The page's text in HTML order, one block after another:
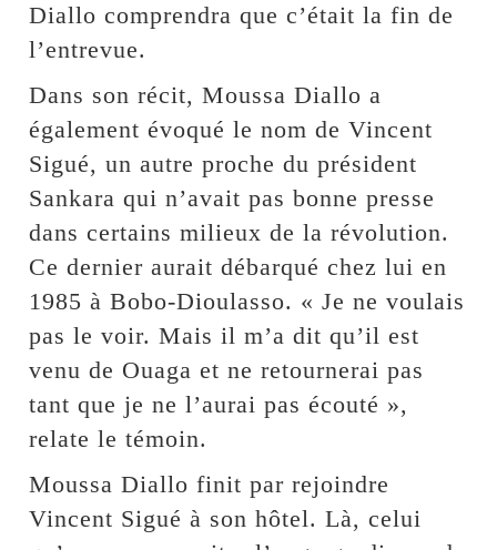
Diallo comprendra que c’était la fin de
l’entrevue.
Dans son récit, Moussa Diallo a
également évoqué le nom de Vincent
Sigué, un autre proche du président
Sankara qui n’avait pas bonne presse
dans certains milieux de la révolution.
Ce dernier aurait débarqué chez lui en
1985 à Bobo-Dioulasso. « Je ne voulais
pas le voir. Mais il m’a dit qu’il est
venu de Ouaga et ne retournerai pas
tant que je ne l’aurai pas écouté »,
relate le témoin.
Moussa Diallo finit par rejoindre
Vincent Sigué à son hôtel. Là, celui